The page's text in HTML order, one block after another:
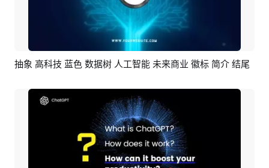
预览 编辑
抽象 高科技 蓝色 数据树 人工智能 未来商业 徽标 简介 结尾